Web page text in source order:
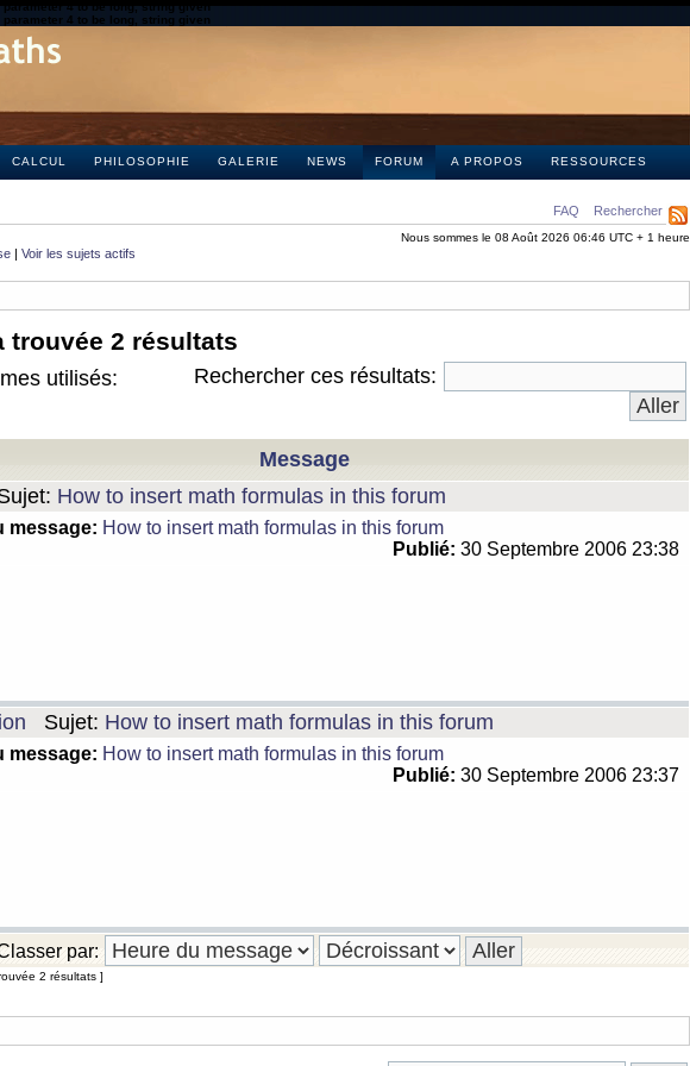
4 to be long, string given
4 to be long, string given
CALCUL PHILOSOPHIE GALERIE NEWS FORUM A PROPOS RESSOURCES
FAQ Rechercher
Nous sommes le 08 Août 2026 06:46 UTC + 1 heure
| Voir les sujets actifs
trouvée 2 résultats
utilisés:
Rechercher ces résultats:
Message
How to insert math formulas in this forum
message: How to insert math formulas in this forum
Publié: 30 Septembre 2006 23:38
Sujet: How to insert math formulas in this forum
message: How to insert math formulas in this forum
Publié: 30 Septembre 2006 23:37
par:
2 résultats ]